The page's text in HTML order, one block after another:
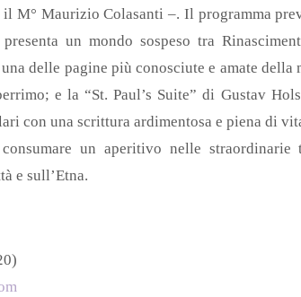
M° Maurizio Colasanti –. Il programma
un mondo sospeso tra
delle pagine più conosciute e amate della
e la “St. Paul’s Suite” di Gustav
con una scrittura ardimentosa e piena di
un aperitivo nelle straordinarie
e sull’Etna.